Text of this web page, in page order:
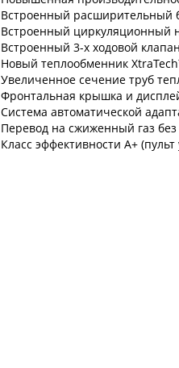
Встроенный расширительный
Встроенный циркуляционный
Встроенный 3-х ходовой клапан
Новый теплообменник
Увеличенное сечение труб
Фронтальная крышка и
Система автоматической
Перевод на сжиженный газ
Класс эффективности А+